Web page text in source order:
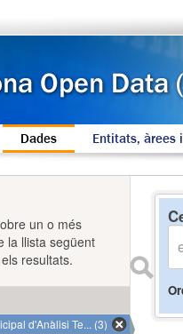
Dades Entitats, àrees
un o més
la llista següent
resultats.
d'Anàlisi Te... (3)